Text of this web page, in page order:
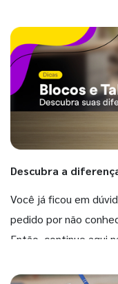
Descubra a
Você já ficou em
pedido por não
Então, continue aqui